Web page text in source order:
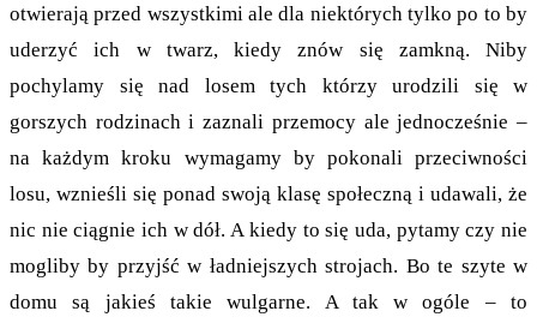
otwierają przed wszystkimi ale dla niektórych tylko po to by
uderzyć ich w twarz, kiedy znów się zamkną. Niby
pochylamy się nad losem tych którzy urodzili się w
gorszych rodzinach i zaznali przemocy ale jednocześnie –
na każdym kroku wymagamy by pokonali przeciwności
losu, wznieśli się ponad swoją klasę społeczną i udawali, że
nic nie ciągnie ich w dół. A kiedy to się uda, pytamy czy nie
mogliby by przyjść w ładniejszych strojach. Bo te szyte w
domu są jakieś takie wulgarne. A tak w ogóle – to